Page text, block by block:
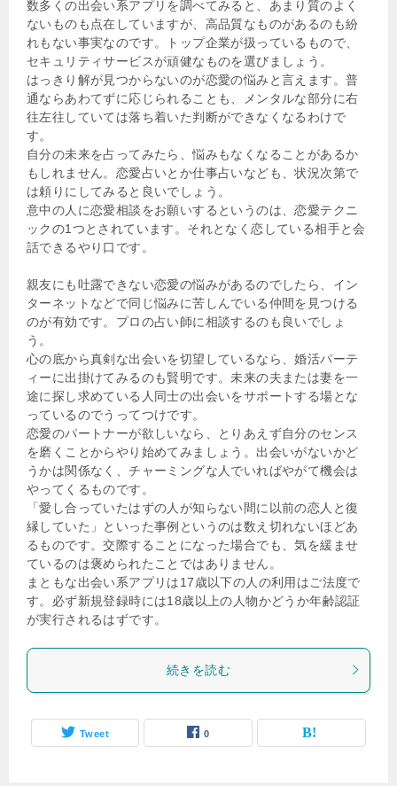
数多くの出会い系アプリを調べてみると、あまり質のよく
ないものも点在していますが、高品質なものがあるのも紛
れもない事実なのです。トップ企業が扱っているもので、
セキュリティサービスが頑健なものを選びましょう。
はっきり解が見つからないのが恋愛の悩みと言えます。普
通ならあわてずに応じられることも、メンタルな部分に右
往左往していては落ち着いた判断ができなくなるわけで
す。
自分の未来を占ってみたら、悩みもなくなることがあるか
もしれません。恋愛占いとか仕事占いなども、状況次第で
は頼りにしてみると良いでしょう。
意中の人に恋愛相談をお願いするというのは、恋愛テクニ
ックの1つとされています。それとなく恋している相手と会
話できるやり口です。
親友にも吐露できない恋愛の悩みがあるのでしたら、イン
ターネットなどで同じ悩みに苦しんでいる仲間を見つける
のが有効です。プロの占い師に相談するのも良いでしょ
う。
心の底から真剣な出会いを切望しているなら、婚活パーテ
ィーに出掛けてみるのも賢明です。未来の夫または妻を一
途に探し求めている人同士の出会いをサポートする場とな
っているのでうってつけです。
恋愛のパートナーが欲しいなら、とりあえず自分のセンス
を磨くことからやり始めてみましょう。出会いがないかど
うかは関係なく、チャーミングな人でいればやがて機会は
やってくるものです。
「愛し合っていたはずの人が知らない間に以前の恋人と復
縁していた」といった事例というのは数え切れないほどあ
るものです。交際することになった場合でも、気を緩ませ
ているのは褒められたことではありません。
まともな出会い系アプリは17歳以下の人の利用はご法度で
す。必ず新規登録時には18歳以上の人物かどうか年齢認証
が実行されるはずです。
続きを読む
Tweet 0